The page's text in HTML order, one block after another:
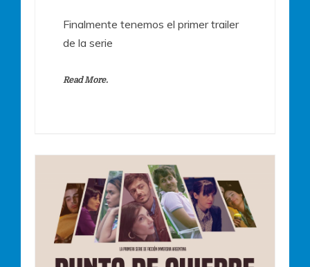
Finalmente tenemos el primer trailer
de la serie
Read More.